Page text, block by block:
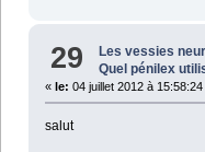
29 Les vessies
Quel pénilex
« le: 04 juillet 2012 à 15:58:24
salut